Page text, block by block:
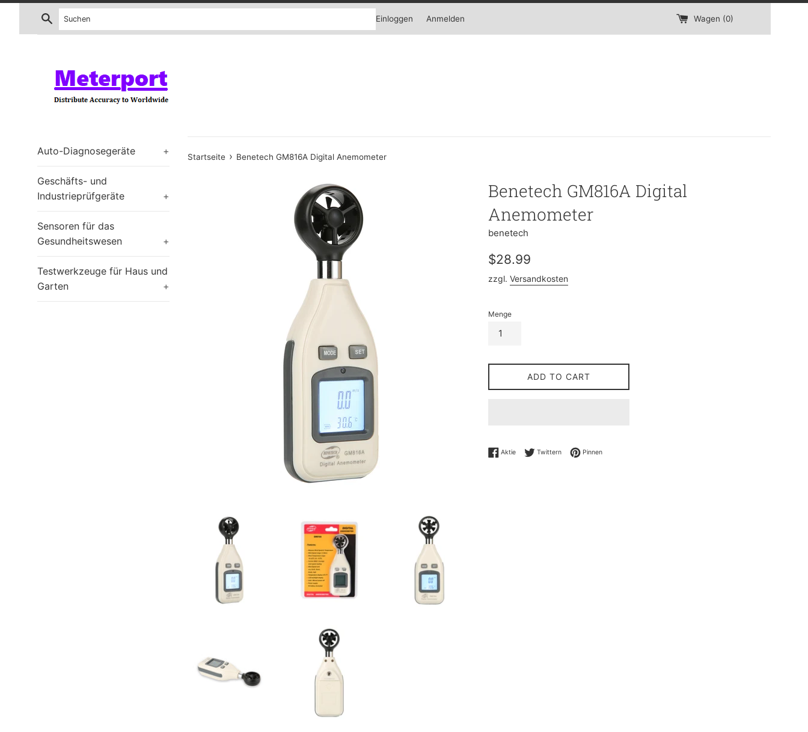
Zum
springen
Suchen Einloggen Anmelden Wagen (0)
Auto-Diagnosegeräte +
Geschäfts- und
Industrieprüfgeräte
+
Sensoren für das
Gesundheitswesen
+
Testwerkzeuge für Haus und
Garten
+
Startseite › Benetech GM816A Digital Anemometer
Benetech GM816A Digital
Anemometer
benetech
Normaler
$28.99
zzgl. Versandkosten
Menge
ADD TO CART
AktieAuf Facebook teilen
TwitternAuf Twitter twittern
PinnenAuf Pinterest pinnen